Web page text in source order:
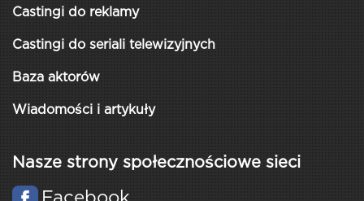
Castingi do reklamy
Castingi do seriali telewizyjnych
Baza aktorów
Wiadomości i artykuły
Nasze strony społecznościowe sieci